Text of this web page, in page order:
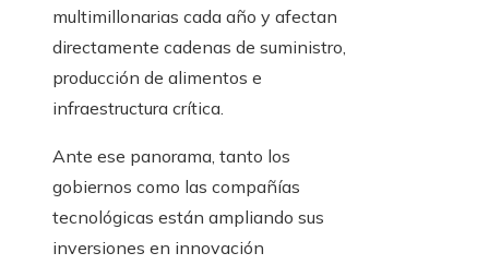
multimillonarias cada año y afectan
directamente cadenas de suministro,
producción de alimentos e
infraestructura crítica.
Ante ese panorama, tanto los
gobiernos como las compañías
tecnológicas están ampliando sus
inversiones en innovación